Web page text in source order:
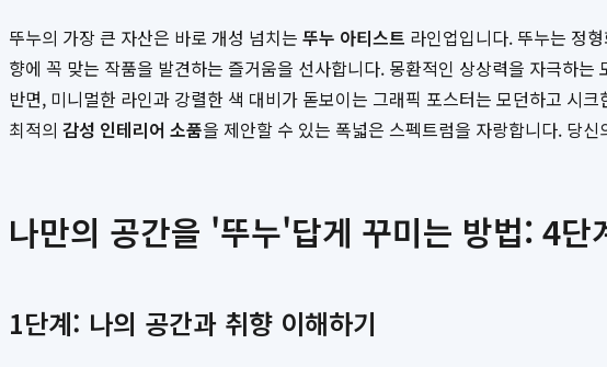
뚜누의 가장 큰 자산은 바로 개성 넘치는 뚜누 아티스트 라인업입니다. 뚜누는 정
향에 꼭 맞는 작품을 발견하는 즐거움을 선사합니다. 몽환적인 상상력을 자극하
반면, 미니멀한 라인과 강렬한 색 대비가 돋보이는 그래픽 포스터는 모던하고 시
최적의 감성 인테리어 소품을 제안할 수 있는 폭넓은 스펙트럼을 자랑합니다. 당
나만의 공간을 '뚜누'답게 꾸미는 방법: 4단
1단계: 나의 공간과 취향 이해하기